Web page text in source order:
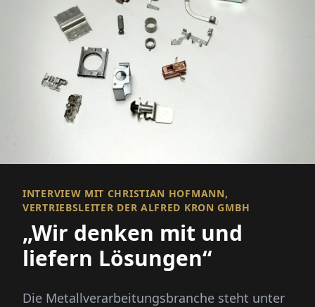
INTERVIEW MIT CHRISTIAN HOFMANN,
VERTRIEBSLEITER DER ALFRED KRON GMBH
„Wir denken mit und
liefern Lösungen“
Die Metallverarbeitungsbranche steht unter